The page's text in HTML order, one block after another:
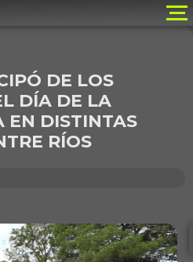
DE LOS
DÍA DE LA
EN DISTINTAS
RÍOS